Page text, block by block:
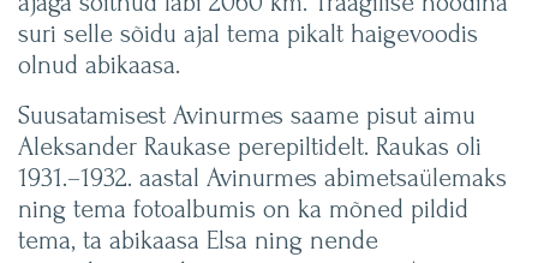
suri selle sõidu ajal tema pikalt haigevoodis
olnud abikaasa.
Suusatamisest Avinurmes saame pisut aimu
Aleksander Raukase perepiltidelt. Raukas oli
1931.–1932. aastal Avinurmes abimetsaülemaks
ning tema fotoalbumis on ka mõned pildid
tema, ta abikaasa Elsa ning nende